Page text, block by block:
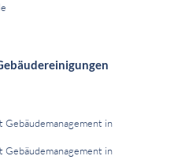
Gebäudemanagement in
Gebäudemanagement in